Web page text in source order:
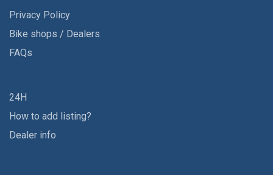
Privacy Policy
Bike shops / Dealers
FAQs
24H
How to add listing?
Dealer info